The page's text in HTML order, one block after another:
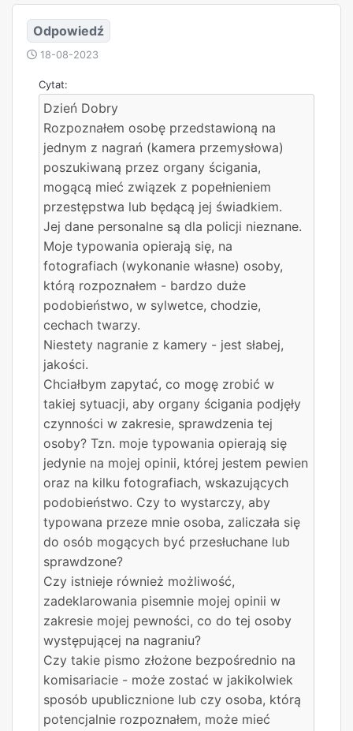
Odpowiedź
18-08-2023
Dzień Dobry
Rozpoznałem osobę przedstawioną na
jednym z nagrań (kamera przemysłowa)
poszukiwaną przez organy ścigania,
mogącą mieć związek z popełnieniem
przestępstwa lub będącą jej świadkiem.
Jej dane personalne są dla policji nieznane.
Moje typowania opierają się, na
fotografiach (wykonanie własne) osoby,
którą rozpoznałem - bardzo duże
podobieństwo, w sylwetce, chodzie,
cechach twarzy.
Niestety nagranie z kamery - jest słabej,
jakości.
Chciałbym zapytać, co mogę zrobić w
takiej sytuacji, aby organy ścigania podjęły
czynności w zakresie, sprawdzenia tej
osoby? Tzn. moje typowania opierają się
jedynie na mojej opinii, której jestem pewien
oraz na kilku fotografiach, wskazujących
podobieństwo. Czy to wystarczy, aby
typowana przeze mnie osoba, zaliczała się
do osób mogących być przesłuchane lub
sprawdzone?
Czy istnieje również możliwość,
zadeklarowania pisemnie mojej opinii w
zakresie mojej pewności, co do tej osoby
występującej na nagraniu?
Czy takie pismo złożone bezpośrednio na
komisariacie - może zostać w jakikolwiek
sposób upublicznione lub czy osoba, którą
potencjalnie rozpoznałem, może mieć